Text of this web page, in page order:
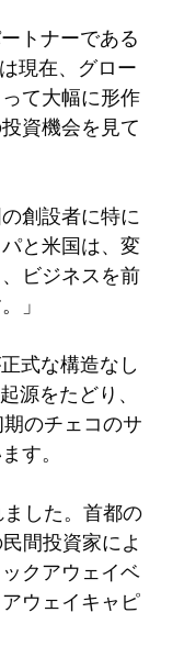
トナーである
現在、グロー
て大幅に形作
資機会を見て
創設者に特に
と米国は、変
ビジネスを前
」
式な構造なし
源をたどり、
期のチェコのサ
す。
した。首都の
間投資家によ
クアウェイベ
ウェイキャピ